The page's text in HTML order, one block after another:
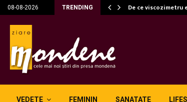
08-08-2026 TRENDING De ce
VEDETE FEMININ SANATATE